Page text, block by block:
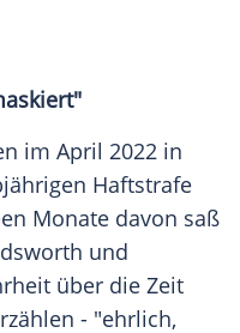
im April 2022 in
Haftstrafe
Monate davon saß
und
über die Zeit
- "ehrlich,